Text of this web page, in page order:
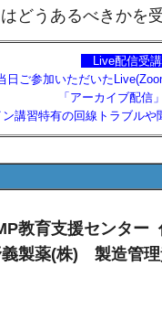
どうあるべきかを
Live配信受
日ご参加いただいた
「アーカイブ配信
ン講習特有の回線トラブル
教育支援センタ
義製薬(株) 製造管